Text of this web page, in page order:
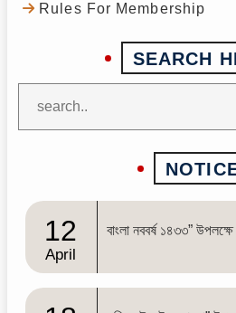
Rules For Membership
SEARCH
12
April
বাংলা নববর্ষ ১৪৩৩” উপলক্ষে